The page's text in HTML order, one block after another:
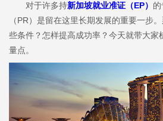
对于许多持新加坡就业准证（EP）
（PR）是留在这里长期发展的重要一步
些条件？怎样提高成功率？今天就带大家
量点。